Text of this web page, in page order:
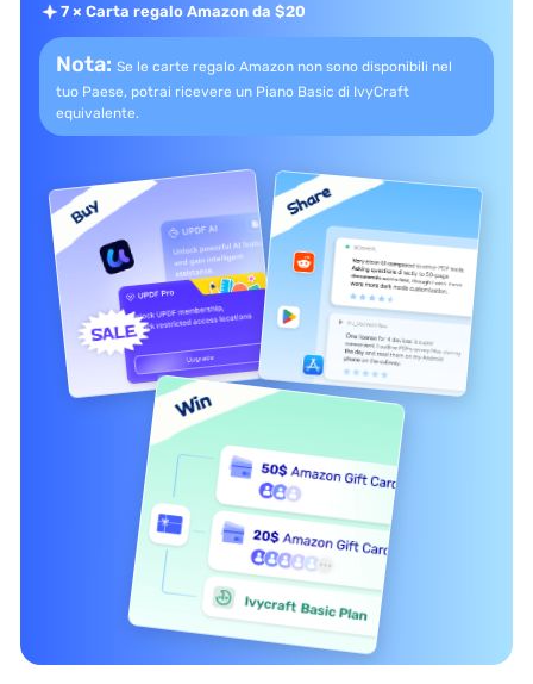
7 × Carta regalo Amazon da $20
Nota: Se le carte regalo Amazon non sono disponibili nel
tuo Paese, potrai ricevere un Piano Basic di IvyCraft
equivalente.